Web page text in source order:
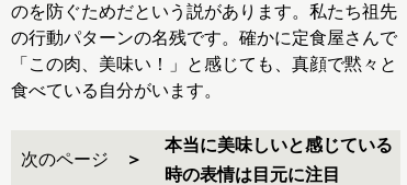
のを防ぐためだという説があります。私たち祖先
の行動パターンの名残です。確かに定食屋さんで
「この肉、美味い！」と感じても、真顔で黙々と
食べている自分がいます。
次のページ
本当に美味しいと感じている
時の表情は目元に注目